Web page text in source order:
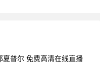
夏普尔 免费高清在线直播